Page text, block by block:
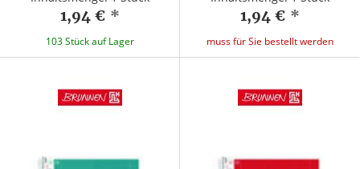
1,94 € *
103 Stück auf Lager
1,94 € *
muss für Sie bestellt werden